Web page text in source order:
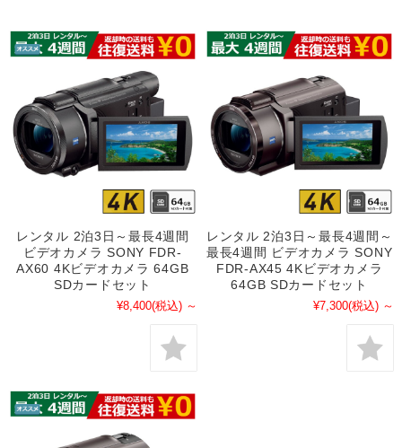
レンタル 2泊3日～最長4週間
ビデオカメラ SONY FDR-
AX60 4Kビデオカメラ 64GB
SDカードセット
¥8,400(税込) ～
レンタル 2泊3日～最長4週間～
最長4週間 ビデオカメラ SONY
FDR-AX45 4Kビデオカメラ
64GB SDカードセット
¥7,300(税込) ～